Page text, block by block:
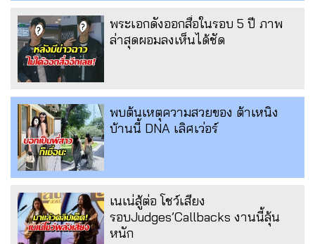
พระเอกดังออกสื่อในรอบ 5 ปี ภาพ
ล่าสุดผอมลงเห็นได้ชัด
พบต้นเหตุความสวยของ ต้าเหนิง
บ้านนี้ DNA เลิศเว่อร์
เนเน่สู้ต่อ โชว์เสียง
รอบJudges’Callbacks งานนี้ลุ้น
หนัก